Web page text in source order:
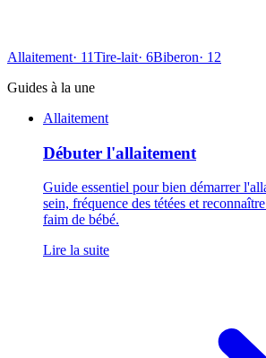
Allaitement· 11Tire-lait· 6Biberon· 12
Guides à la une
Allaitement
Débuter l'allaitement
Guide essentiel pour bien démarrer
sein, fréquence des tétées et
faim de bébé.
Lire la suite